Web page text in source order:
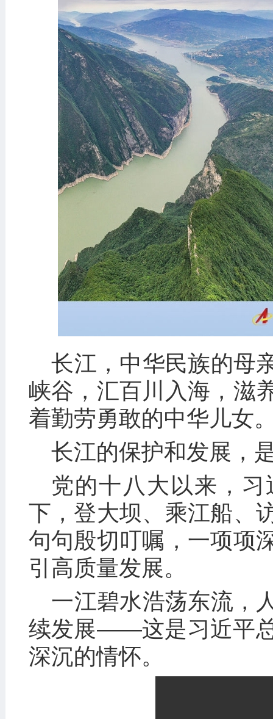
长江，中华民族的母
峡谷，汇百川入海，滋
着勤劳勇敢的中华儿女
长江的保护和发展，
党的十八大以来，
下，登大坝、乘江船
句句殷切叮嘱，一项项
引高质量发展。
一江碧水浩荡东流，
续发展——这是习近平
深沉的情怀。